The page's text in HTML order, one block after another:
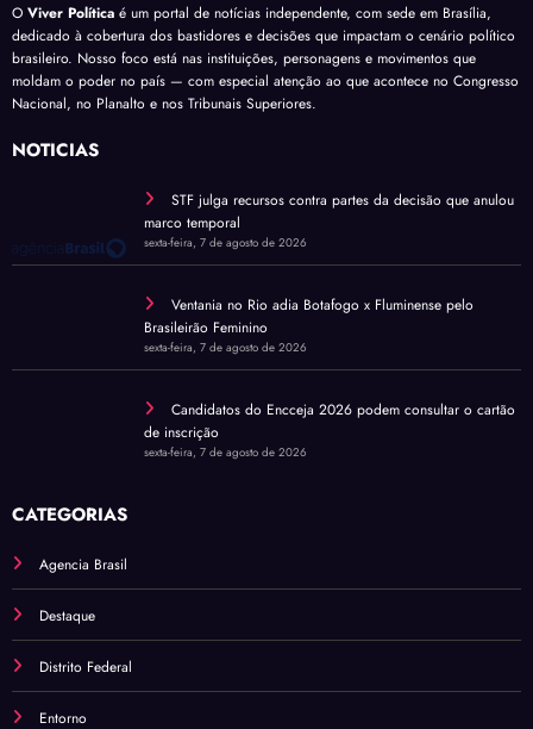
O Viver Política é um portal de notícias independente, com sede em Brasília,
dedicado à cobertura dos bastidores e decisões que impactam o cenário político
brasileiro. Nosso foco está nas instituições, personagens e movimentos que
moldam o poder no país — com especial atenção ao que acontece no Congresso
Nacional, no Planalto e nos Tribunais Superiores.
NOTÍCIAS
STF julga recursos contra partes da decisão que anulou
marco temporal
sexta-feira, 7 de agosto de 2026
Ventania no Rio adia Botafogo x Fluminense pelo
Brasileirão Feminino
sexta-feira, 7 de agosto de 2026
Candidatos do Encceja 2026 podem consultar o cartão
de inscrição
sexta-feira, 7 de agosto de 2026
CATEGORIAS
Agencia Brasil
Destaque
Distrito Federal
Entorno